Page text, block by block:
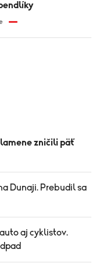
zničili päť
Dunaji. Prebudil sa
aj cyklistov.